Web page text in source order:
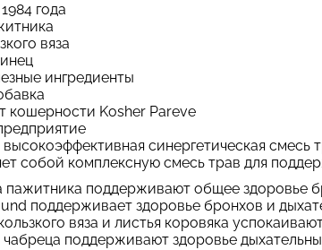
года
вяза
ингредиенты
кошерности Kosher Pareve
высокоэффективная синергетическая
собой комплексную смесь трав для
пажитника поддерживают общее здоровье
поддерживает здоровье бронхов и
вяза и листья коровяка
поддерживают здоровье